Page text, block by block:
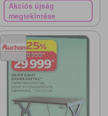
Akciós újság
megtekintése